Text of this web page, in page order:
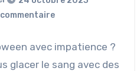
avec impatience ?
glacer le sang avec des